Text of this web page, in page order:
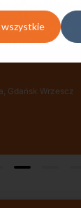
lokalizacji,
mili
każdej chwili!
Warszawa Metro